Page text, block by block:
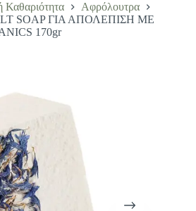
Καθαριότητα
Αφρόλουτρα
SOAP ΓΙΑ ΑΠΟΛΕΠΙΣΗ ΜΕ
170gr